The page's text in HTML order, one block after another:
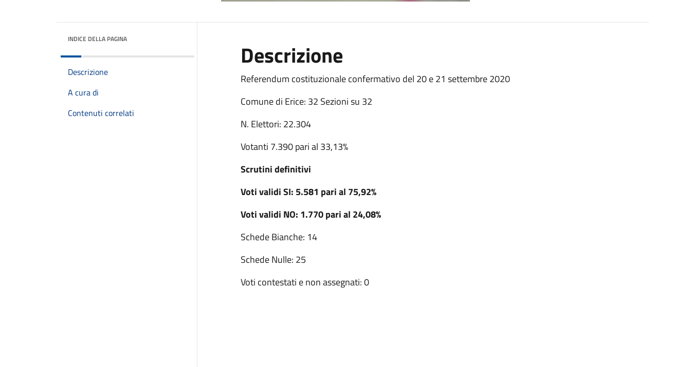
INDICE DELLA PAGINA
Descrizione
A cura di
Contenuti correlati
Descrizione
Referendum costituzionale confermativo del 20 e 21 settembre 2020
Comune di Erice: 32 Sezioni su 32
N. Elettori: 22.304
Votanti 7.390 pari al 33,13%
Scrutini definitivi
Voti validi SI: 5.581 pari al 75,92%
Voti validi NO: 1.770 pari al 24,08%
Schede Bianche: 14
Schede Nulle: 25
Voti contestati e non assegnati: 0